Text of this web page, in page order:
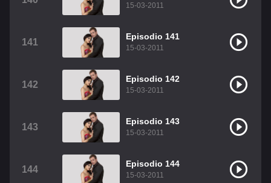
15-03-2011
141
Episodio 141
15-03-2011
142
Episodio 142
15-03-2011
143
Episodio 143
15-03-2011
144
Episodio 144
15-03-2011